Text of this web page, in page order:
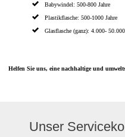
Babywindel: 500-800 Jahre
Plastikflasche: 500-1000 Jahre
Glasflasche (ganz): 4.000-
Helfen Sie uns, eine nachhaltige und
Unser